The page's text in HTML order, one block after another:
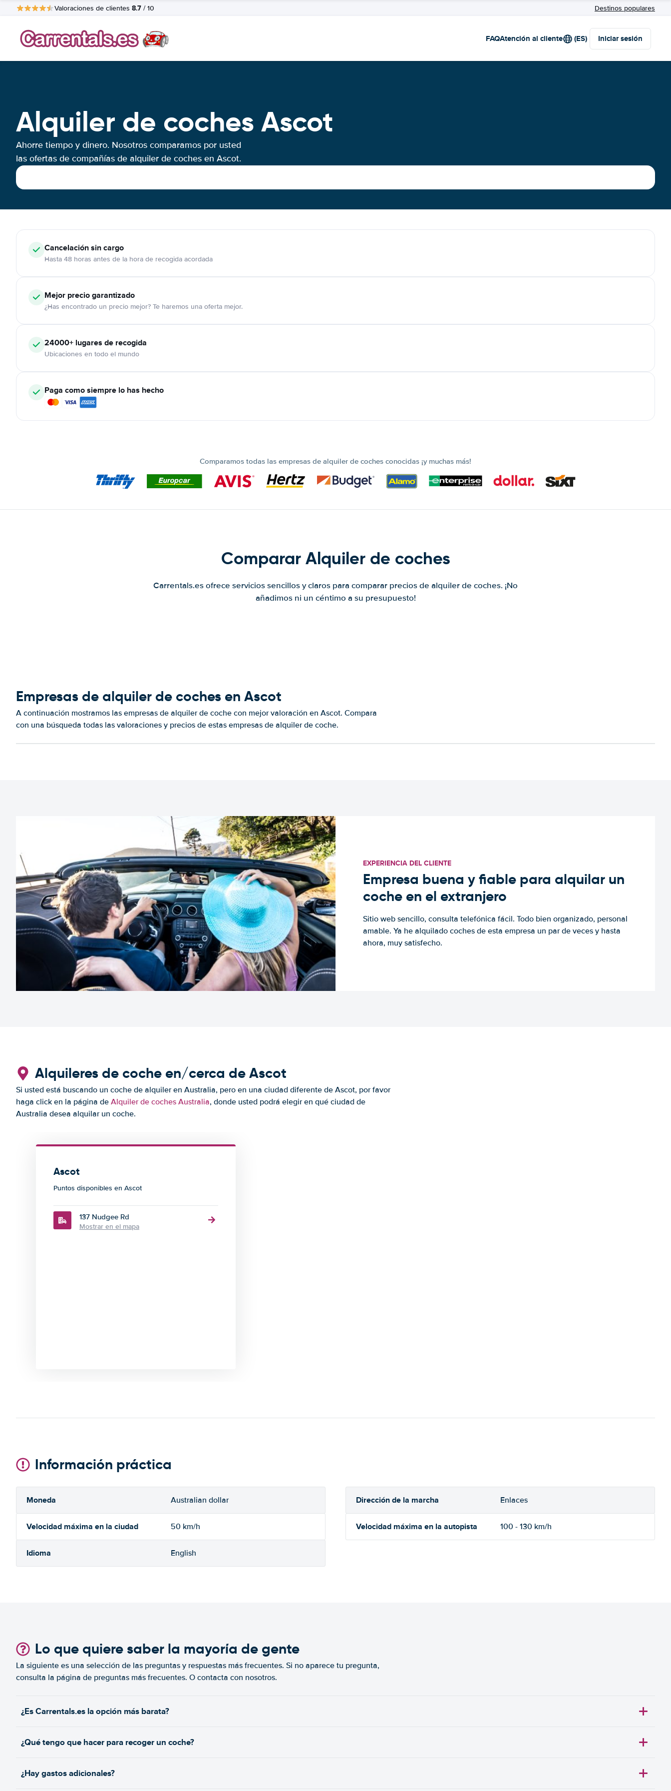
Valoraciones de clientes 8.7 / 10 Destinos populares
FAQAtención al cliente (ES) Iniciar sesión
Alquiler de coches Ascot
Ahorre tiempo y dinero. Nosotros comparamos por usted
las ofertas de compañías de alquiler de coches en Ascot.
Cancelaciónsin cargo
Hasta 48 horas antes de la hora de recogida acordada
Mejor precio garantizado
¿Has encontrado un precio mejor? Te haremos una oferta mejor.
24000+ lugares de recogida
Ubicaciones en todo el mundo
Paga como siempre lo has hecho
Comparamos todas las empresas de alquiler de coches conocidas ¡y muchas más!
Comparar Alquiler de coches
Carrentals.es ofrece servicios sencillos y claros para comparar precios de alquiler de coches. ¡No
añadimos ni un céntimo a su presupuesto!
Empresas de alquiler de coches en Ascot
A continuación mostramos las empresas de alquiler de coche con mejor valoración en Ascot. Compara
con una búsqueda todas las valoraciones y precios de estas empresas de alquiler de coche.
EXPERIENCIA DEL CLIENTE
Empresa buena y fiable para alquilar un
coche en el extranjero
Sitio web sencillo, consulta telefónica fácil. Todo bien organizado, personal
amable. Ya he alquilado coches de esta empresa un par de veces y hasta
ahora, muy satisfecho.
Alquileres de coche en/cerca de Ascot
Si usted está buscando un coche de alquiler en Australia, pero en una ciudad diferente de Ascot, por favor
haga click en la página de Alquiler de coches Australia, donde usted podrá elegir en qué ciudad de
Australia desea alquilar un coche.
Ascot
Puntos disponibles en Ascot
137 Nudgee Rd
Mostrar en el mapa
Información práctica
Moneda Australian dollar Dirección de la marcha Enlaces
Velocidad máxima en la ciudad 50 km/h Velocidad máxima en la autopista 100 - 130 km/h
Idioma English
Lo que quiere saber la mayoría de gente
La siguiente es una selección de las preguntas y respuestas más frecuentes. Si no aparece tu pregunta,
consulta la página de preguntas más frecuentes. O contacta con nosotros.
¿Es Carrentals.es la opción más barata?
¿Qué tengo que hacer para recoger un coche?
¿Hay gastos adicionales?